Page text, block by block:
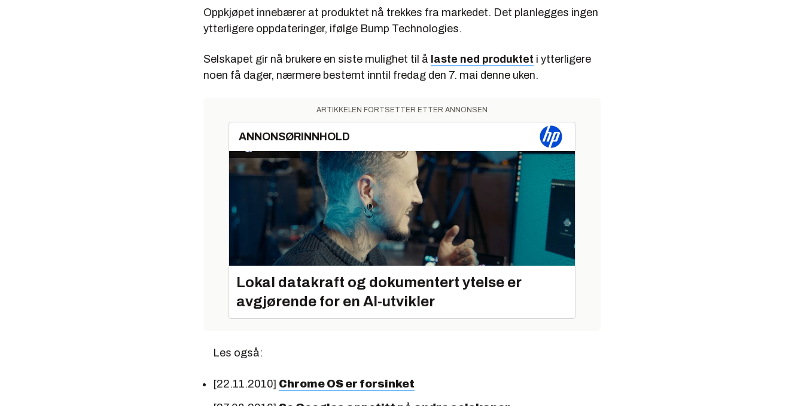
Oppkjøpet innebærer at produktet nå trekkes fra markedet. Det planlegges ingen
ytterligere oppdateringer, ifølge Bump Technologies.
Selskapet gir nå brukere en siste mulighet til å laste ned produktet i ytterligere
noen få dager, nærmere bestemt inntil fredag den 7. mai denne uken.
ARTIKKELEN FORTSETTER ETTER ANNONSEN
ANNONSØRINNHOLD
Lokal datakraft og dokumentert ytelse er
avgjørende for en AI-utvikler
Les også:
[22.11.2010] Chrome OS er forsinket